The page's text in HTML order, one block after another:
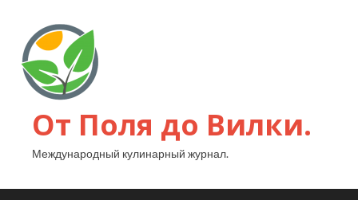
От Поля до Вилки.
Международный кулинарный журнал.